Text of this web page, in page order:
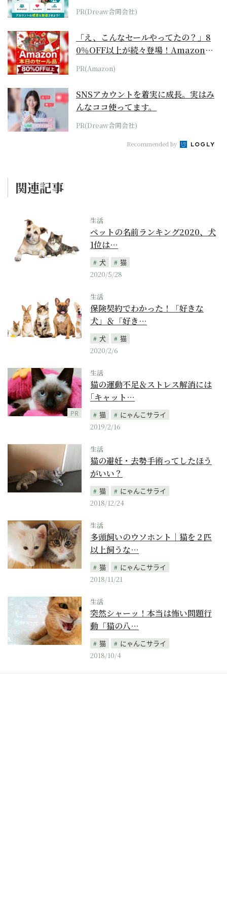
PR(Dreaw合同会社)
「え、こんなセールやってたの？」8
0％OFF以上が続々登場！Amazonの
本気が...
PR(Amazon)
SNSアカウントを着実に成長。実はみ
んなココ使ってます。
PR(Dreaw合同会社)
Recommended by
関連記事
生活
ペットの名前ランキング2020、犬
1位は…
犬
猫
2020/5/28
生活
保険契約でわかった！「好きな
犬」＆「好き…
犬
猫
2020/2/6
PR
生活
猫の運動不足＆ストレス解消には
｢キャット…
猫
にゃんこサライ
2019/2/16
生活
猫の避妊・去勢手術ってしたほう
がいい？
猫
にゃんこサライ
2018/12/24
生活
多頭飼いのウソホント｜猫を２匹
以上飼うな…
猫
にゃんこサライ
2018/11/21
生活
突然シャーッ！本当は怖い問題行
動「猫の八…
猫
にゃんこサライ
2018/10/4